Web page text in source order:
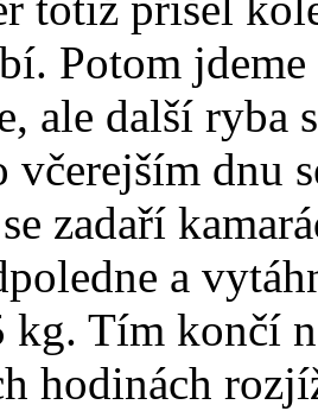
Potom
ale další ryba
včerejším dnu
zadaří
a
kg. Tím končí
hodinách